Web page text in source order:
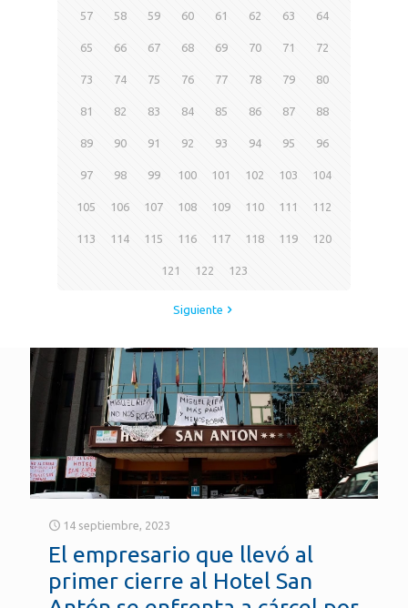
57 58 59 60 61 62 63 64
65 66 67 68 69 70 71 72
73 74 75 76 77 78 79 80
81 82 83 84 85 86 87 88
89 90 91 92 93 94 95 96
97 98 99 100 101 102 103 104
105 106 107 108 109 110 111 112
113 114 115 116 117 118 119 120
121 122 123
Siguiente
14 septiembre, 2023
El empresario que llevó al
primer cierre al Hotel San